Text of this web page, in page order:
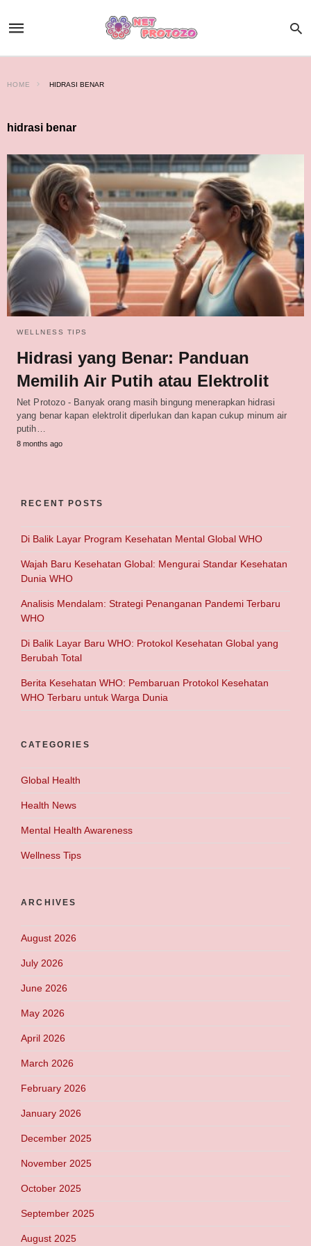
HOME HIDRASI BENAR
hidrasi benar
WELLNESS TIPS
Hidrasi yang Benar: Panduan
Memilih Air Putih atau Elektrolit
Net Protozo - Banyak orang masih bingung menerapkan hidrasi
yang benar kapan elektrolit diperlukan dan kapan cukup minum air
putih…
8 months ago
RECENT POSTS
Di Balik Layar Program Kesehatan Mental Global WHO
Wajah Baru Kesehatan Global: Mengurai Standar Kesehatan
Dunia WHO
Analisis Mendalam: Strategi Penanganan Pandemi Terbaru
WHO
Di Balik Layar Baru WHO: Protokol Kesehatan Global yang
Berubah Total
Berita Kesehatan WHO: Pembaruan Protokol Kesehatan
WHO Terbaru untuk Warga Dunia
CATEGORIES
Global Health
Health News
Mental Health Awareness
Wellness Tips
ARCHIVES
August 2026
July 2026
June 2026
May 2026
April 2026
March 2026
February 2026
January 2026
December 2025
November 2025
October 2025
September 2025
August 2025